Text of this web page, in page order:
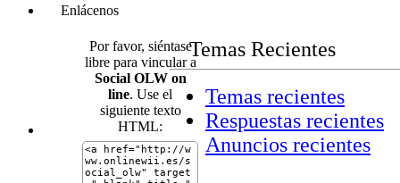
Enlácenos
Por favor, siéntase
libre para vincular a
Social OLW on
line. Use el
siguiente texto
HTML:
Temas Recientes
Temas recientes
Respuestas recientes
Anuncios recientes